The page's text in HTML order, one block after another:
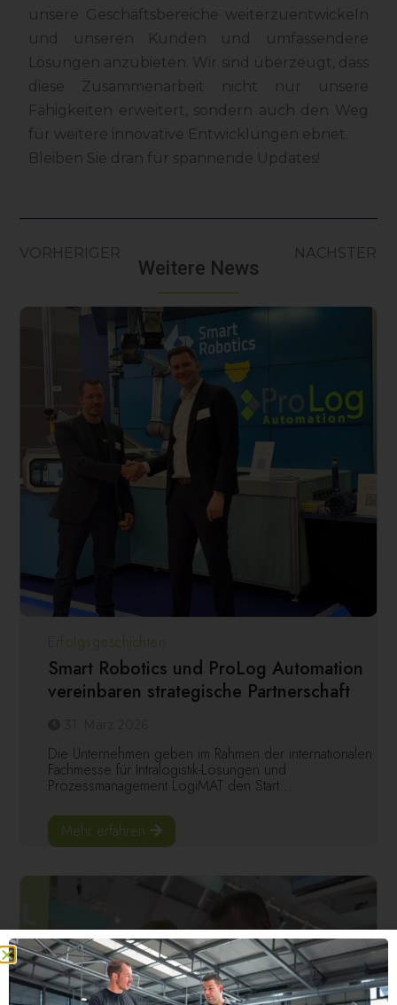
unsere Geschäftsbereiche weiterzuentwickeln
und unseren Kunden und umfassendere
Lösungen anzubieten. Wir sind überzeugt, dass
diese Zusammenarbeit nicht nur unsere
Fähigkeiten erweitert, sondern auch den Weg
für weitere innovative Entwicklungen ebnet.
Bleiben Sie dran für spannende Updates!
VORHERIGER NÄCHSTER
Weitere News
Erfolgsgeschichten
Smart Robotics und ProLog Automation
vereinbaren strategische Partnerschaft
Die Unternehmen geben im Rahmen der internationalen
Fachmesse für Intralogistik-Lösungen und
Prozessmanagement LogiMAT den Start...
Mehr erfahren